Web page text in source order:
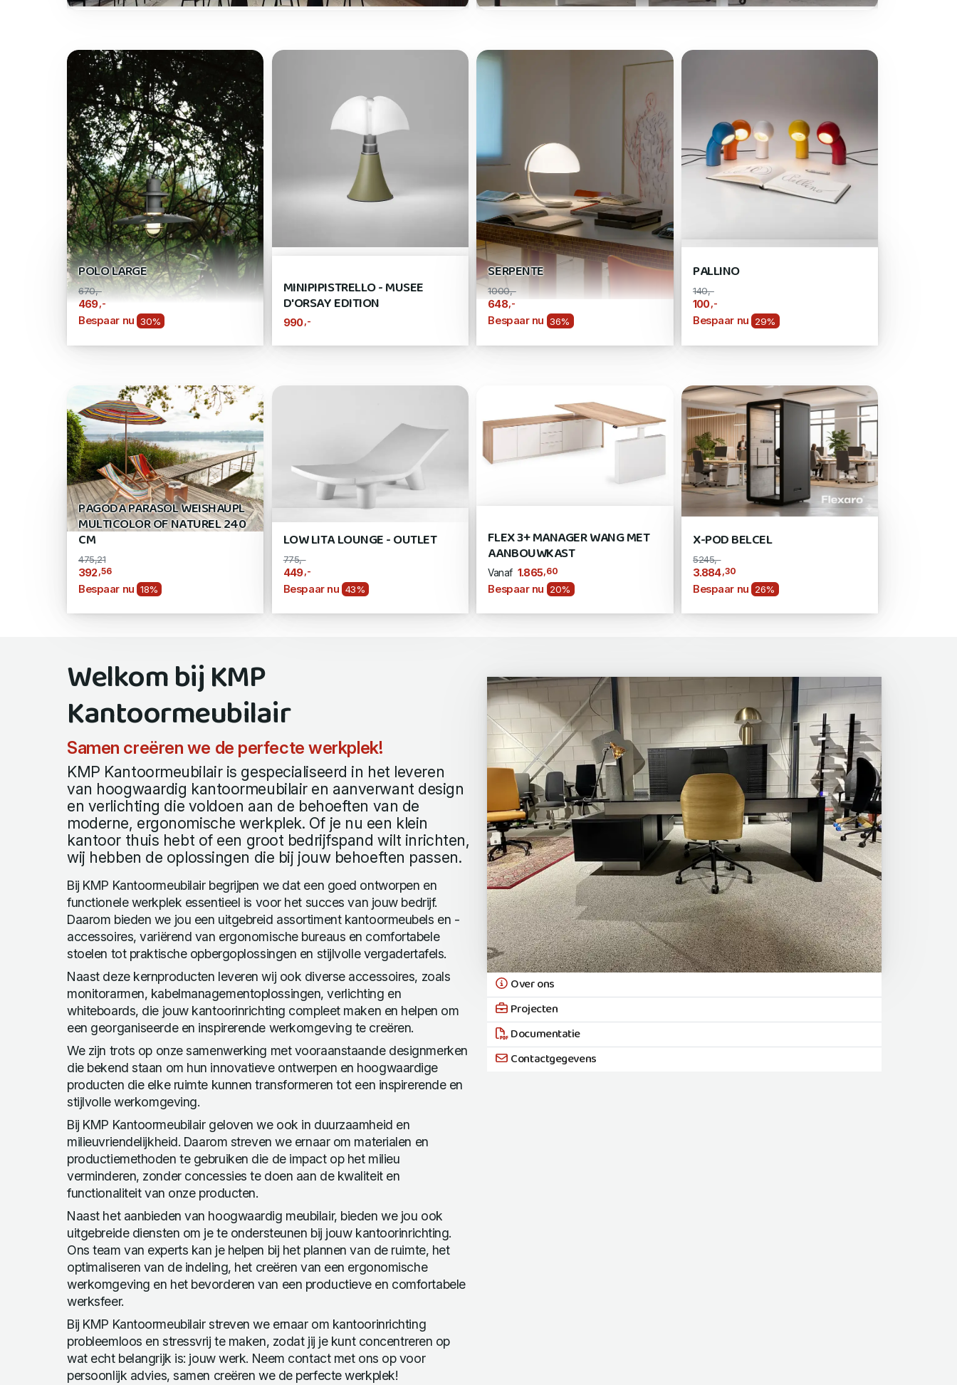
POLO LARGE
670,-
469 ,-
Bespaar nu 30%
MINIPIPISTRELLO - MUSEE
D'ORSAY EDITION
990 ,-
SERPENTE
1000,-
648 ,-
Bespaar nu 36%
PALLINO
140,-
100 ,-
Bespaar nu 29%
PAGODA PARASOL WEISHAUPL
MULTICOLOR OF NATUREL 240
CM
475,21
392,56
Bespaar nu 18%
LOW LITA LOUNGE - OUTLET
775,-
449 ,-
Bespaar nu 43%
FLEX 3+ MANAGER WANG MET
AANBOUWKAST
Vanaf 1.865,60
Bespaar nu 20%
X-POD BELCEL
5245,-
3.884,30
Bespaar nu 26%
Welkom bij KMP
Kantoormeubilair
Samen creëren we de perfecte werkplek!
KMP Kantoormeubilair is gespecialiseerd in het leveren
van hoogwaardig kantoormeubilair en aanverwant design
en verlichting die voldoen aan de behoeften van de
moderne, ergonomische werkplek. Of je nu een klein
kantoor thuis hebt of een groot bedrijfspand wilt inrichten,
wij hebben de oplossingen die bij jouw behoeften passen.
Bij KMP Kantoormeubilair begrijpen we dat een goed ontworpen en
functionele werkplek essentieel is voor het succes van jouw bedrijf.
Daarom bieden we jou een uitgebreid assortiment kantoormeubels en -
accessoires, variërend van ergonomische bureaus en comfortabele
stoelen tot praktische opbergoplossingen en stijlvolle vergadertafels.
Naast deze kernproducten leveren wij ook diverse accessoires, zoals
monitorarmen, kabelmanagementoplossingen, verlichting en
whiteboards, die jouw kantoorinrichting compleet maken en helpen om
een georganiseerde en inspirerende werkomgeving te creëren.
We zijn trots op onze samenwerking met vooraanstaande designmerken
die bekend staan om hun innovatieve ontwerpen en hoogwaardige
producten die elke ruimte kunnen transformeren tot een inspirerende en
stijlvolle werkomgeving.
Bij KMP Kantoormeubilair geloven we ook in duurzaamheid en
milieuvriendelijkheid. Daarom streven we ernaar om materialen en
productiemethoden te gebruiken die de impact op het milieu
verminderen, zonder concessies te doen aan de kwaliteit en
functionaliteit van onze producten.
Naast het aanbieden van hoogwaardig meubilair, bieden we jou ook
uitgebreide diensten om je te ondersteunen bij jouw kantoorinrichting.
Ons team van experts kan je helpen bij het plannen van de ruimte, het
optimaliseren van de indeling, het creëren van een ergonomische
werkomgeving en het bevorderen van een productieve en comfortabele
werksfeer.
Bij KMP Kantoormeubilair streven we ernaar om kantoorinrichting
probleemloos en stressvrij te maken, zodat jij je kunt concentreren op
wat echt belangrijk is: jouw werk. Neem contact met ons op voor
persoonlijk advies, samen creëren we de perfecte werkplek!
Over ons
Projecten
Documentatie
Contactgegevens